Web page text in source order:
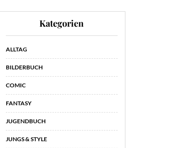
Kategorien
ALLTAG
BILDERBUCH
COMIC
FANTASY
JUGENDBUCH
JUNGS & STYLE